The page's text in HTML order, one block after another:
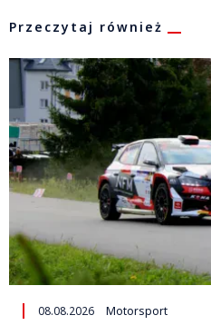
Przeczytaj również
08.08.2026 Motorsport